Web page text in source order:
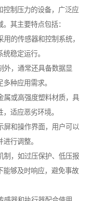
控制压力的设备，广泛应
其主要特点包括：
的传感器和控制系统，
稳定运行。
外，通常还具备数据显
种应用需求。
属或高强度塑料材质，具
适应恶劣环境。
屏和操作界面，用户可以
行调整。
制，如过压保护、低压报
能够及时响应，避免事故